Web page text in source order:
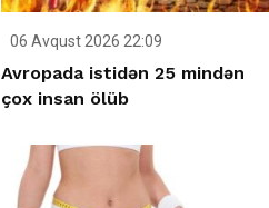
06 Avqust 2026 22:09
Avropada istidən 25 mindən
çox insan ölüb